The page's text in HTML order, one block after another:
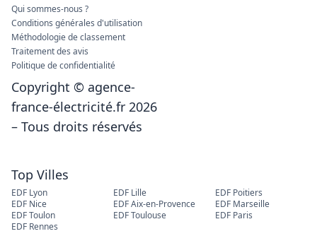
Top Villes
EDF Lyon EDF Lille
EDF Poitiers
EDF Nice
EDF Aix-en-Provence
EDF Marseille
EDF Toulon
EDF Toulouse
EDF Paris
EDF Rennes
Qui sommes-nous ?
Conditions générales d'utilisation
Méthodologie de classement
Traitement des avis
Politique de confidentialité
Copyright © agence-
france-électricité.fr 2026
– Tous droits réservés